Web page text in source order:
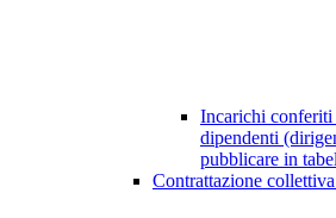
Incarichi conferiti
dipendenti
pubblicare in
Contrattazione collettiva